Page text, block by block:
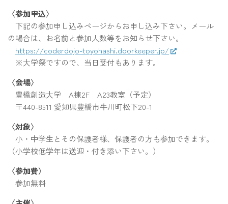
〈参加申込〉
下記の参加申し込みページからお申し込み下さい。メール
の場合は、お名前と参加人数等をお知らせ下さい。
https://coderdojo-toyohashi.doorkeeper.jp/
※大学祭ですので、当日受付もあります。
〈会場〉
豊橋創造大学 A棟2F A23教室（予定）
〒440-8511 愛知県豊橋市牛川町松下20-1
〈対象〉
小・中学生とその保護者様、保護者の方も参加できます。
（小学校低学年は送迎・付き添い下さい。）
〈参加費〉
参加無料